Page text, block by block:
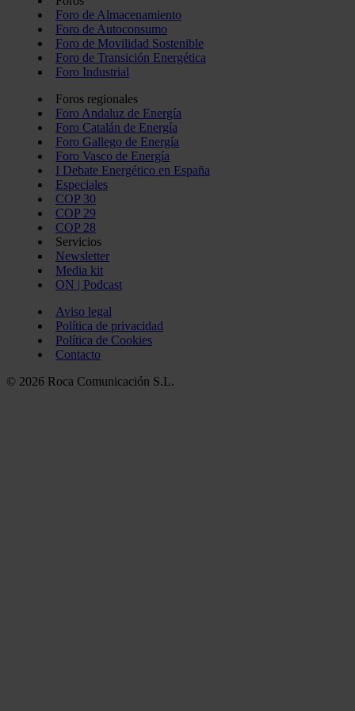
Foro de Almacenamiento
Foro de Autoconsumo
Foro de Movilidad Sostenible
Foro de Transición Energética
Foro Industrial
Foros regionales
Foro Andaluz de Energía
Foro Catalán de Energía
Foro Gallego de Energía
Foro Vasco de Energía
I Debate Energético en España
Especiales
COP 30
COP 29
COP 28
Servicios
Newsletter
Media kit
ON | Podcast
Aviso legal
Política de privacidad
Política de Cookies
Contacto
© 2026 Roca Comunicación S.L.